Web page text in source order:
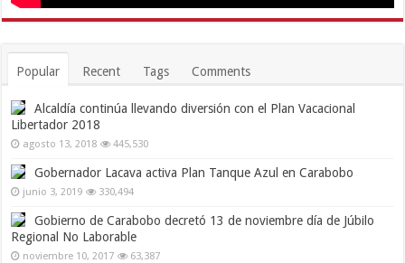
Popular Recent Tags Comments
Alcaldía continúa llevando diversión con el Plan Vacacional
Libertador 2018
agosto 13, 2018 445,530
Gobernador Lacava activa Plan Tanque Azul en Carabobo
junio 3, 2019 330,494
Gobierno de Carabobo decretó 13 de noviembre día de Júbilo
Regional No Laborable
noviembre 10, 2017 63,387